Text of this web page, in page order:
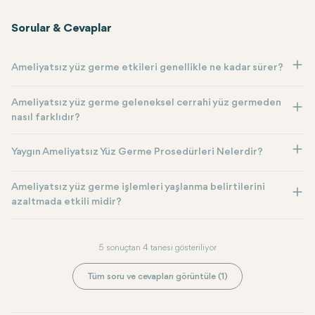
Sorular & Cevaplar
Ameliyatsız yüz germe etkileri genellikle ne kadar sürer?
Ameliyatsız yüz germe geleneksel cerrahi yüz germeden
nasıl farklıdır?
Yaygın Ameliyatsız Yüz Germe Prosedürleri Nelerdir?
Ameliyatsız yüz germe işlemleri yaşlanma belirtilerini
azaltmada etkili midir?
5 sonuçtan 4 tanesi gösteriliyor
Tüm soru ve cevapları görüntüle (1)